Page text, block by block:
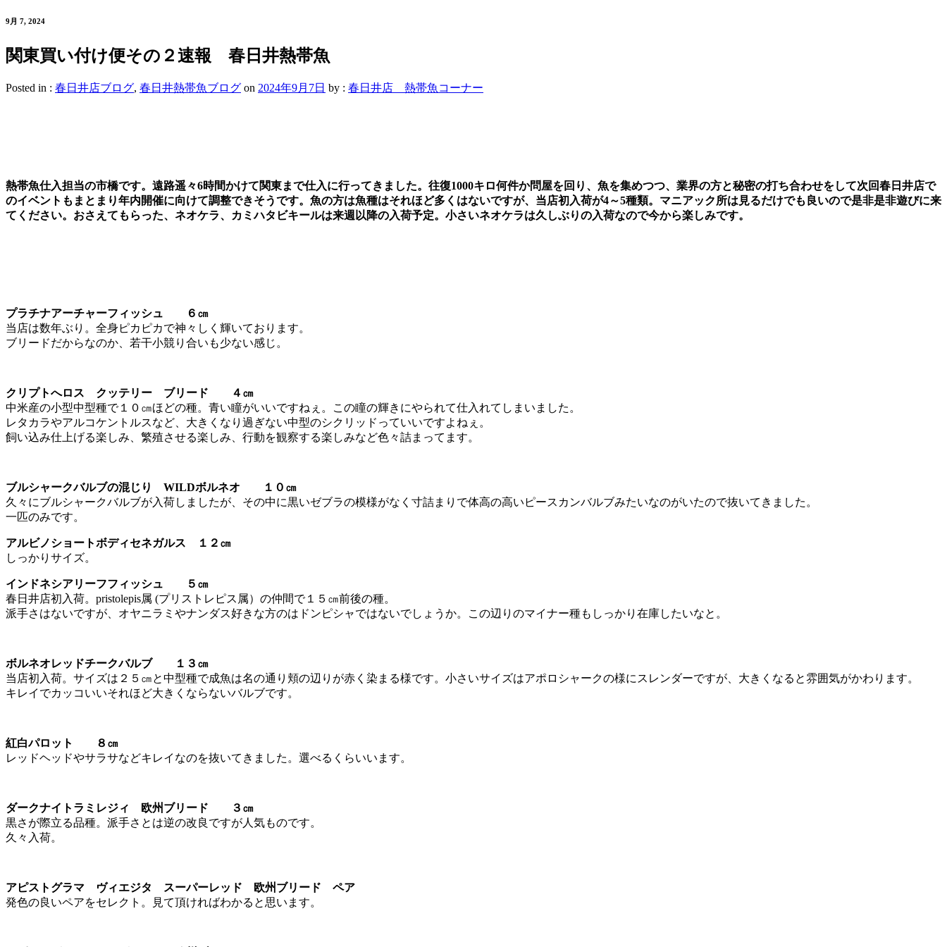
9月 7, 2024
関東買い付け便その２速報 春日井熱帯魚
Posted in : 春日井店ブログ, 春日井熱帯魚ブログ on 2024年9月7日 by : 春日井店 熱帯魚コーナー
熱帯魚仕入担当の市橋です。遠路遥々6時間かけて関東まで仕入に行ってきました。往復1000キロ何件か問屋を回り、魚を集めつつ、業界の方と秘密の打ち合わせをして次回春日井店で
のイベントもまとまり年内開催に向けて調整できそうです。魚の方は魚種はそれほど多くはないですが、当店初入荷が4～5種類。マニアック所は見るだけでも良いので是非是非遊びに来
てください。おさえてもらった、ネオケラ、カミハタビキールは来週以降の入荷予定。小さいネオケラは久しぶりの入荷なので今から楽しみです。
プラチナアーチャーフィッシュ ６㎝
当店は数年ぶり。全身ピカピカで神々しく輝いております。
ブリードだからなのか、若干小競り合いも少ない感じ。
クリプトへロス クッテリー ブリード ４㎝
中米産の小型中型種で１０㎝ほどの種。青い瞳がいいですねぇ。この瞳の輝きにやられて仕入れてしまいました。
レタカラやアルコケントルスなど、大きくなり過ぎない中型のシクリッドっていいですよねぇ。
飼い込み仕上げる楽しみ、繁殖させる楽しみ、行動を観察する楽しみなど色々詰まってます。
ブルシャークバルブの混じり WILDボルネオ １０㎝
久々にブルシャークバルブが入荷しましたが、その中に黒いゼブラの模様がなく寸詰まりで体高の高いピースカンバルブみたいなのがいたので抜いてきました。
一匹のみです。
アルビノショートボディセネガルス １２㎝
しっかりサイズ。
インドネシアリーフフィッシュ ５㎝
春日井店初入荷。pristolepis属 (プリストレピス属）の仲間で１５㎝前後の種。
派手さはないですが、オヤニラミやナンダス好きな方のはドンピシャではないでしょうか。この辺りのマイナー種もしっかり在庫したいなと。
ボルネオレッドチークバルブ １３㎝
当店初入荷。サイズは２５㎝と中型種で成魚は名の通り頬の辺りが赤く染まる様です。小さいサイズはアポロシャークの様にスレンダーですが、大きくなると雰囲気がかわります。
キレイでカッコいいそれほど大きくならないバルブです。
紅白パロット ８㎝
レッドヘッドやサラサなどキレイなのを抜いてきました。選べるくらいいます。
ダークナイトラミレジィ 欧州ブリード ３㎝
黒さが際立る品種。派手さとは逆の改良ですが人気ものです。
久々入荷。
アピストグラマ ヴィエジタ スーパーレッド 欧州ブリード ペア
発色の良いペアをセレクト。見て頂ければわかると思います。